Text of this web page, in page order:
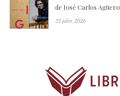
de José Carlos Agüero
31 julio, 2026